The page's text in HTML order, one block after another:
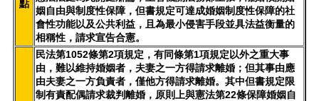
點
姻自由與制度性保障，但書規定可達成婚姻制度性保障的社
會性功能以及公共利益，且為最小侵害手段並具法益衡量的
相稱性，請求宣告合憲。
民法第1052條第2項規定，有同條第1項規定以外之重大事
由，難以維持婚姻者，夫妻之一方得請求離婚；但其事由應
由夫妻之一方負責者，僅他方得請求離婚。其中但書規定限
制有責配偶請求裁判離婚，原則上與憲法第22條保障婚姻自